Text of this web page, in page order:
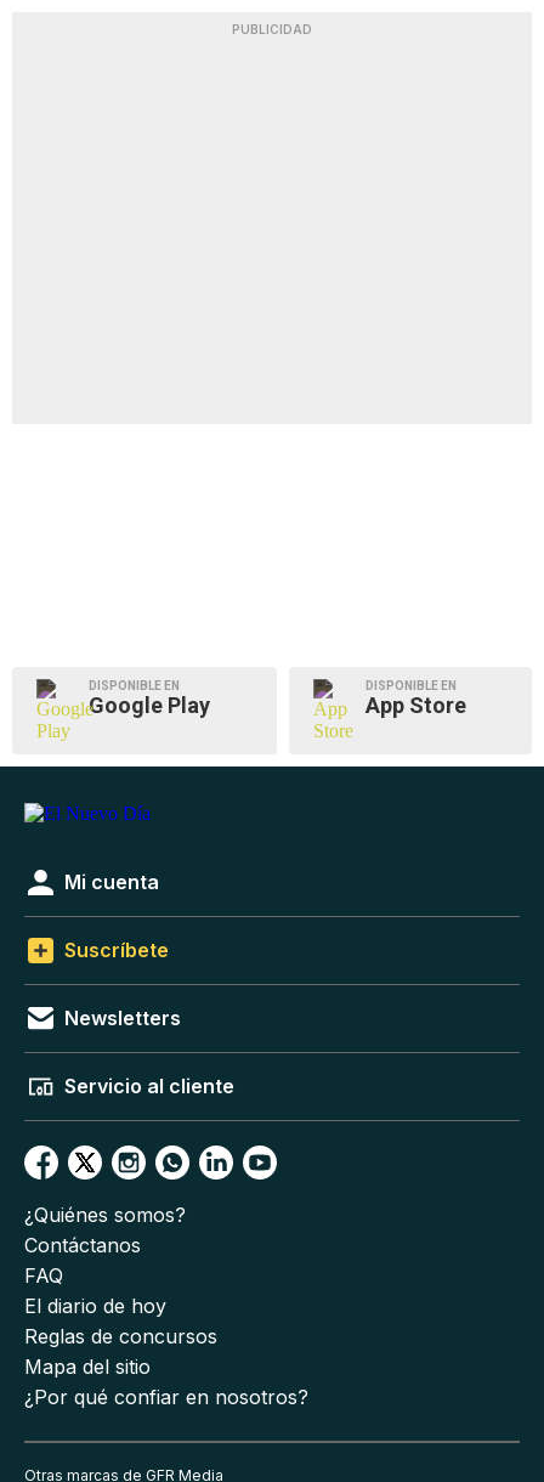
PUBLICIDAD
DISPONIBLE EN
Google Play
DISPONIBLE EN
App Store
Mi cuenta
Suscríbete
Newsletters
Servicio al cliente
¿Quiénes somos?
Contáctanos
FAQ
El diario de hoy
Reglas de concursos
Mapa del sitio
¿Por qué confiar en nosotros?
Otras marcas de GFR Media